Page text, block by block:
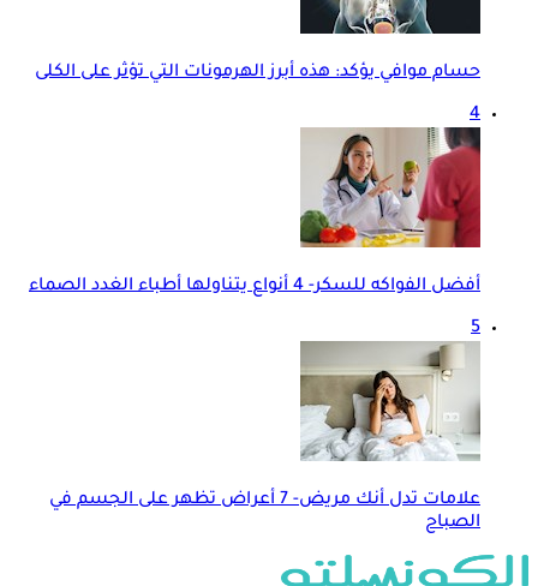
حسام موافي يؤكد: هذه أبرز الهرمونات التي تؤثر على الكلى
4
أفضل الفواكه للسكر- 4 أنواع يتناولها أطباء الغدد الصماء
5
علامات تدل أنك مريض- 7 أعراض تظهر على الجسم في
الصباح